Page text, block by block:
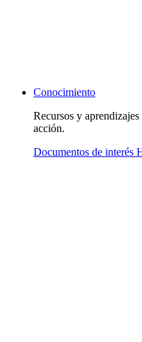
Conocimiento
Recursos y
acción.
Documentos de interés